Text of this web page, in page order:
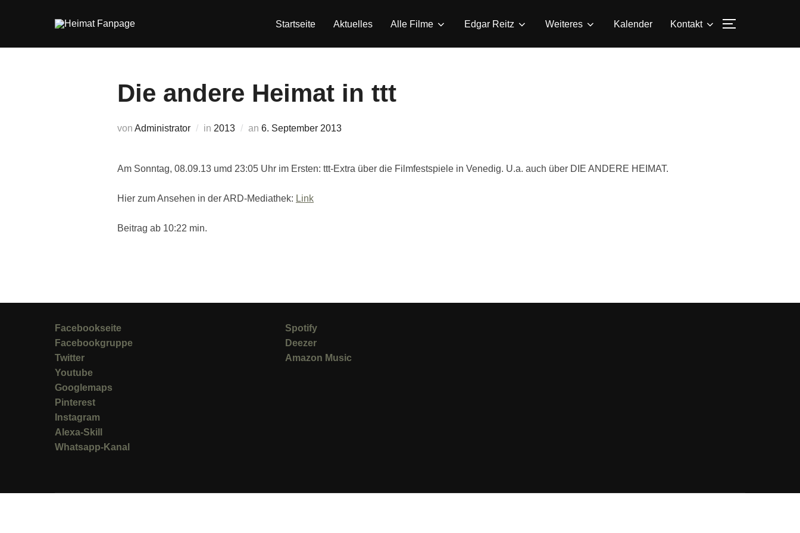
Startseite Aktuelles Alle Filme Edgar Reitz Weiteres Kalender Kontakt
Die andere Heimat in ttt
von Administrator in 2013 an Veröffentlicht
6. September 2013
Am Sonntag, 08.09.13 umd 23:05 Uhr im Ersten: ttt-Extra über die Filmfestspiele in Venedig. U.a. auch über DIE ANDERE HEIMAT.
Hier zum Ansehen in der ARD-Mediathek: Link
Beitrag ab 10:22 min.
Facebookseite
Facebookgruppe
Twitter
Youtube
Googlemaps
Pinterest
Instagram
Alexa-Skill
Whatsapp-Kanal
Spotify
Deezer
Amazon Music